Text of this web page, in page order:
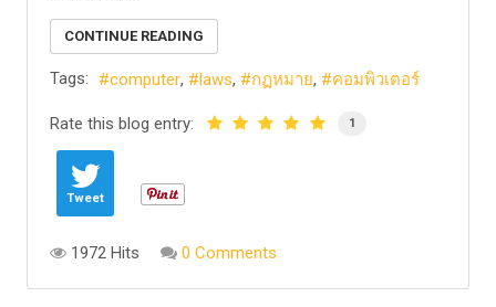
CONTINUE READING
Tags: computer laws กฏหมาย คอมพิวเตอร์
Rate this blog entry: 1
Tweet
1972 Hits 0 Comments